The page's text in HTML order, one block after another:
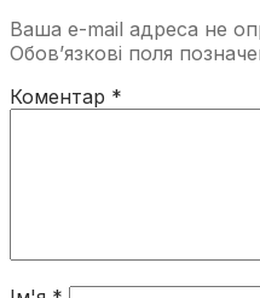
Ваша e-mail адреса не
Обов’язкові поля
Коментар *